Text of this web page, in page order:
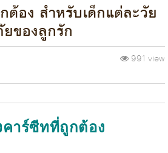
ต้อง สำหรับเด็กแต่ละวัย
ของลูกรัก
991 view
คาร์ซีทที่ถูกต้อง